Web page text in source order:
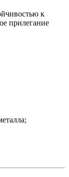
к
прилегание